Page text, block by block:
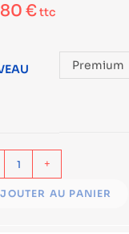
€ttc
Premium
+
AU PANIER